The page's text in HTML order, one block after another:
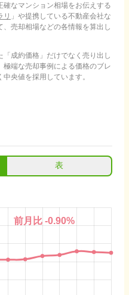
なマンション相場をお伝えする
リ 」や提携している不動産会社な
売却相場などの各情報を算出し
成約価格」だけでなく売り出し
端な売却事例による価格のブレ
央値を採用しています。
表
前月比-0.90%